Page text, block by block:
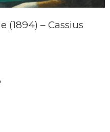
(1894) – Cassius